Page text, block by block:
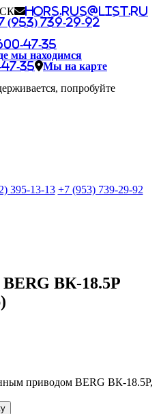
hors.rus@list.ru
(953) 739-29-92
47-35
мы находимся
35
Мы на карте
попробуйте
395-13-13 +7 (953) 739-29-92
BERG ВК-18.5Р
приводом BERG ВК-18.5Р,